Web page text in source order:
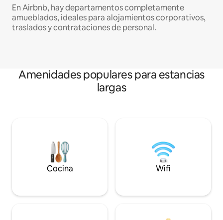
En Airbnb, hay departamentos completamente
amueblados, ideales para alojamientos corporativos,
traslados y contrataciones de personal.
Amenidades populares para estancias
largas
Cocina Wifi